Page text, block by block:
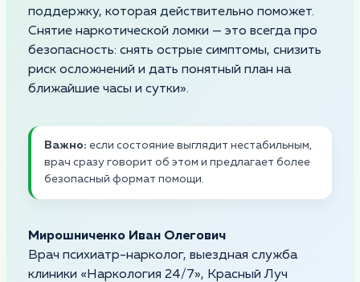
поддержку, которая действительно поможет.
Снятие наркотической ломки — это всегда про
безопасность: снять острые симптомы, снизить
риск осложнений и дать понятный план на
ближайшие часы и сутки».
Важно: если состояние выглядит нестабильным,
врач сразу говорит об этом и предлагает более
безопасный формат помощи.
Мирошниченко Иван Олегович
Врач психиатр-нарколог, выездная служба
клиники «Наркология 24/7», Красный Луч